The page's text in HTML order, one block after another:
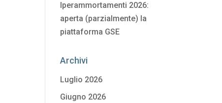
Iperammortamenti 2026:
aperta (parzialmente) la
piattaforma GSE
Archivi
Luglio 2026
Giugno 2026